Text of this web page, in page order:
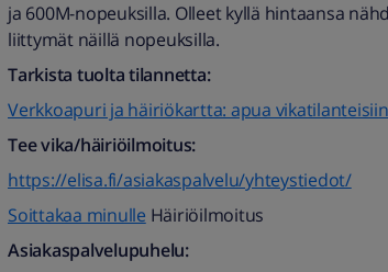
ja 600M-nopeuksilla. Olleet kyllä hintaansa
liittymät näillä nopeuksilla.
Tarkista tuolta tilannetta:
Verkkoapuri ja häiriökartta: apua vikatilanteisiin
Tee vika/häiriöilmoitus:
https://elisa.fi/asiakaspalvelu/yhteystiedot/
Soittakaa minulle Häiriöilmoitus
Asiakaspalvelupuhelu: